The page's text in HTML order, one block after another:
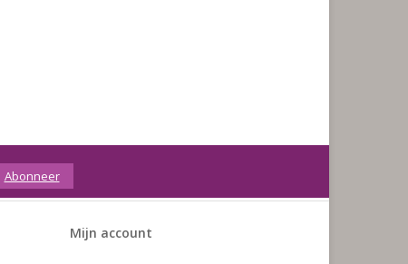
Abonneer
Mijn account